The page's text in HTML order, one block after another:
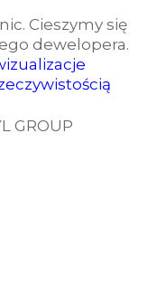
Cieszymy się
dewelopera.
GROUP